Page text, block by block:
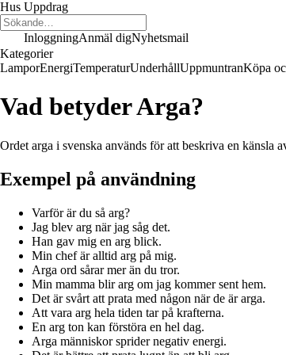
Hus Uppdrag
InloggningAnmäl digNyhetsmail
Kategorier
LamporEnergiTemperaturUnderhållUppmuntranKöpa
Vad betyder Arga?
Ordet arga i svenska används för att beskriva en känsla
Exempel på användning
Varför är du så arg?
Jag blev arg när jag såg det.
Han gav mig en arg blick.
Min chef är alltid arg på mig.
Arga ord sårar mer än du tror.
Min mamma blir arg om jag kommer sent hem.
Det är svårt att prata med någon när de är arga.
Att vara arg hela tiden tar på krafterna.
En arg ton kan förstöra en hel dag.
Arga människor sprider negativ energi.